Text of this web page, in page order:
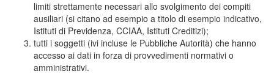
limiti strettamente necessari allo svolgimento dei compiti
ausiliari (si citano ad esempio a titolo di esempio indicativo,
Istituti di Previdenza, CCIAA, Istituti Creditizi);
tutti i soggetti (ivi incluse le Pubbliche Autorità) che hanno
accesso ai dati in forza di provvedimenti normativi o
amministrativi.